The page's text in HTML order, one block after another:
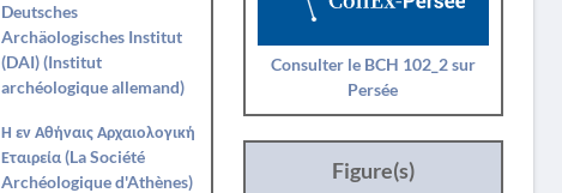
Deutsches
Archäologisches Institut
(DAI) (Institut
archéologique allemand)
Η εν Αθήναις Αρχαιολογική
Εταιρεία (La Société
Archéologique d'Athènes)
Consulter le BCH 102_2 sur
Persée
Figure(s)